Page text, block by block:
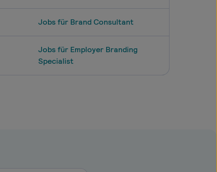
Jobs für Brand Consultant
Jobs für Employer Branding
Specialist